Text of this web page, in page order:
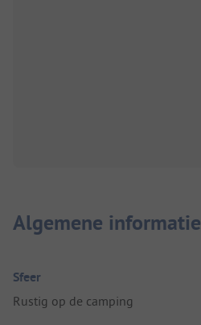
Algemene informatie
Sfeer
Rustig op de camping